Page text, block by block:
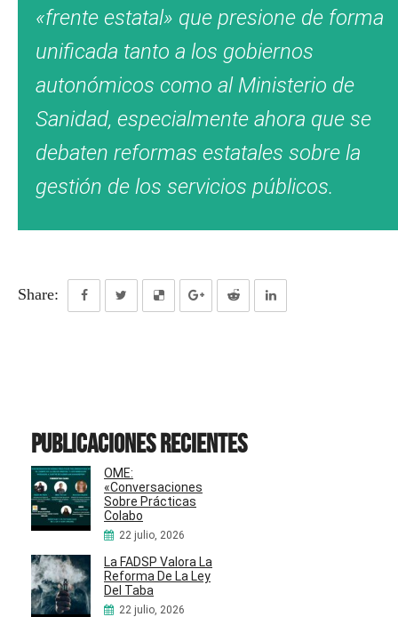
«frente estatal» que presione de forma
unificada tanto a los gobiernos
autonómicos como al Ministerio de
Sanidad, especialmente ahora que se
debaten reformas estatales sobre la
gestión de los servicios públicos.
Share:
Publicaciones recientes
OME:
«Conversaciones
Sobre Prácticas
Colabo
22 julio, 2026
La FADSP Valora La
Reforma De La Ley
Del Taba
22 julio, 2026